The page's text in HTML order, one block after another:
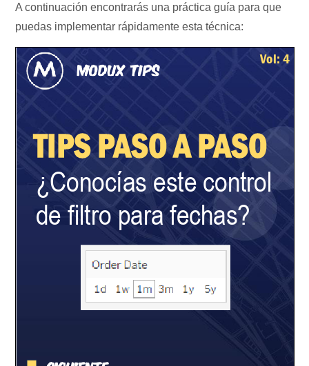
A continuación encontrarás una práctica guía para que
puedas implementar rápidamente esta técnica: